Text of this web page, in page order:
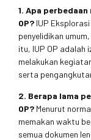
1. Apa
OP? IUP
penyelidikan
itu, IUP OP adalah
melakukan
serta
2. Berapa lama
OP? Menurut
memakan waktu
semua dokumen